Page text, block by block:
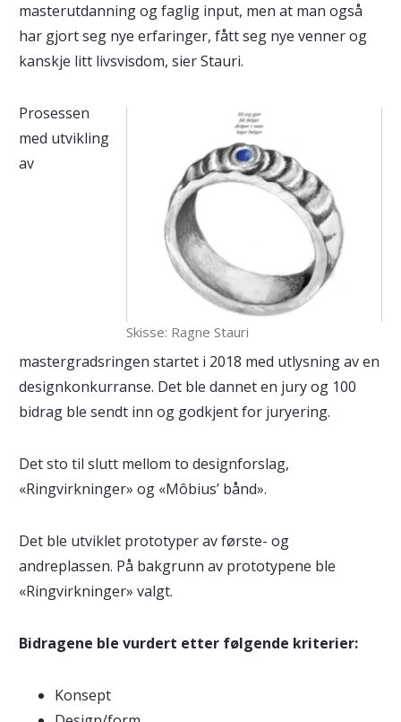
masterutdanning og faglig input, men at man også
har gjort seg nye erfaringer, fått seg nye venner og
kanskje litt livsvisdom, sier Stauri.
Skisse: Ragne Stauri
Prosessen
med utvikling
av
mastergradsringen startet i 2018 med utlysning av en
designkonkurranse. Det ble dannet en jury og 100
bidrag ble sendt inn og godkjent for juryering.
Det sto til slutt mellom to designforslag,
«Ringvirkninger» og «Môbius’ bånd».
Det ble utviklet prototyper av første- og
andreplassen. På bakgrunn av prototypene ble
«Ringvirkninger» valgt.
Bidragene ble vurdert etter følgende kriterier:
Konsept